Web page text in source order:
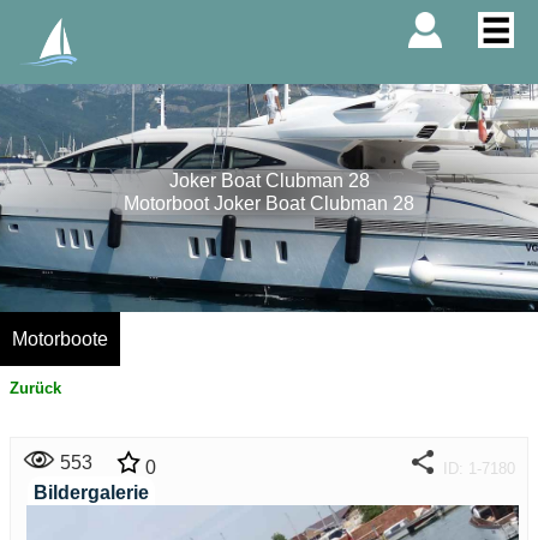
Joker Boat Clubman 28
Motorboot Joker Boat Clubman 28
Motorboote
Zurück
553 0 ID: 1-7180
Bildergalerie